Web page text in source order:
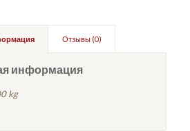
Отзывы (0)
информация
kg